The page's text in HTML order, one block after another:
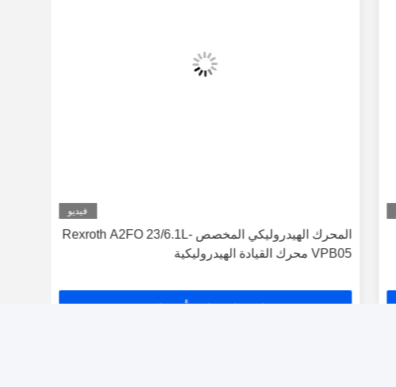
فيديو
المحرك الهيدروليكي المخصص Rexroth A2FO 23/6.1L-
VPB05 محرك القيادة الهيدروليكية